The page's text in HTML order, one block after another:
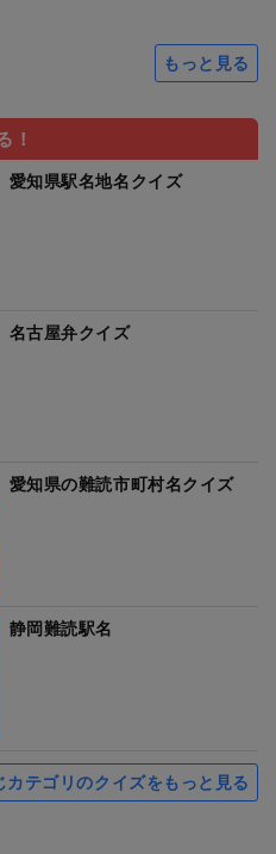
もっと見る
！
愛知県駅名地名クイズ
名古屋弁クイズ
愛知県の難読市町村名クイズ
静岡難読駅名
カテゴリのクイズをもっと見る